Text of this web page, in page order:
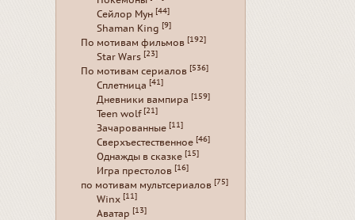
Сейлор Мун [44]
Shaman King [9]
По мотивам фильмов [192]
Star Wars [23]
По мотивам сериалов [536]
Сплетница [41]
Дневники вампира [159]
Teen wolf [21]
Зачарованные [11]
Сверхъестественное [46]
Однажды в сказке [15]
Игра престолов [16]
по мотивам мультсериалов [75]
Winx [11]
Аватар [13]